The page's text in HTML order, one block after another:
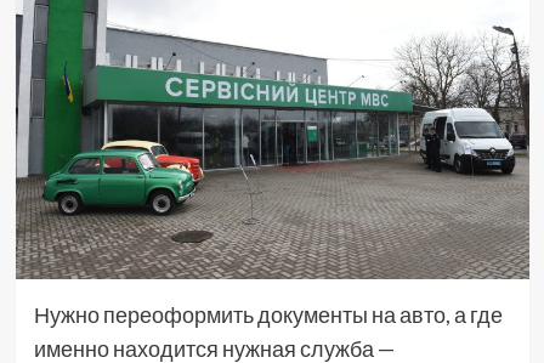
Нужно переоформить документы на авто, а где
именно находится нужная служба —